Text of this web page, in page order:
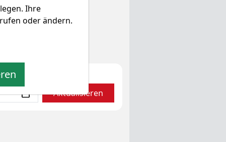
Aktualisieren
Ihre
oder ändern.